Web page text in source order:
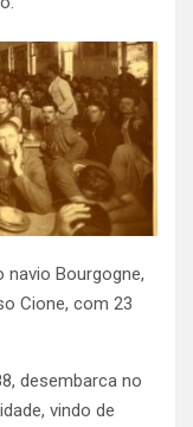
navio Bourgogne,
Cione, com 23
desembarca no
vindo de